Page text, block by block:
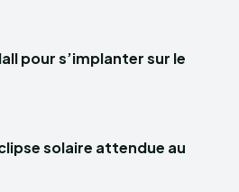
pour s’implanter sur le
solaire attendue au